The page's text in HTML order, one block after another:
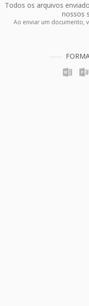
Todos os arquivos
nossos
Ao enviar um documento,